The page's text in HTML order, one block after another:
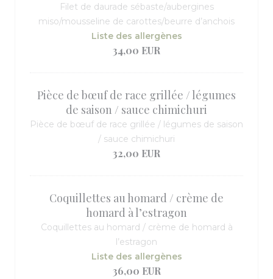
Filet de daurade sébaste/aubergines
miso/mousseline de carottes/beurre d’anchois
Liste des allergènes
34,00 EUR
Pièce de bœuf de race grillée / légumes
de saison / sauce chimichuri
Pièce de bœuf de race grillée / légumes de saison
/ sauce chimichuri
32,00 EUR
Coquillettes au homard / crème de
homard à l’estragon
Coquillettes au homard / crème de homard à
l’estragon
Liste des allergènes
36,00 EUR